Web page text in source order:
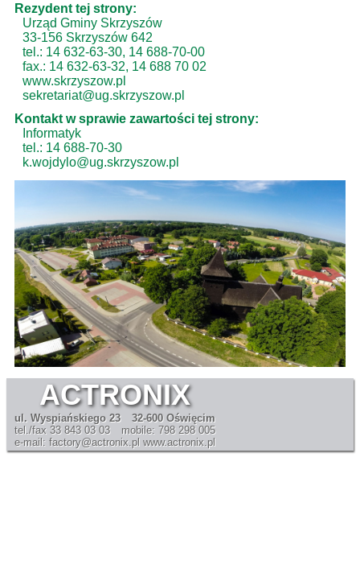
Rezydent tej strony:
Urząd Gminy Skrzyszów
33-156 Skrzyszów 642
tel.: 14 632-63-30, 14 688-70-00
fax.: 14 632-63-32, 14 688 70 02
www.skrzyszow.pl
sekretariat@ug.skrzyszow.pl
Kontakt w sprawie zawartości tej strony:
Informatyk
tel.: 14 688-70-30
k.wojdylo@ug.skrzyszow.pl
ACTRONIX
ul. Wyspiańskiego 23
tel./fax 33 843 03 03
e-mail: factory@actronix.pl
32-600 Oświęcim
mobile: 798 298 005
www.actronix.pl